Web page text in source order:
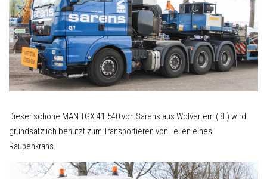
Dieser schöne MAN TGX 41.540 von Sarens aus Wolvertem (BE) wird
grundsätzlich benutzt zum Transportieren von Teilen eines
Raupenkrans.